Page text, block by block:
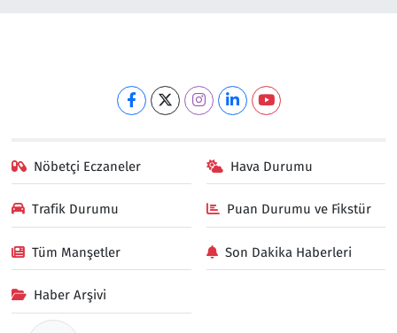
Nöbetçi Eczaneler Hava Durumu
Trafik Durumu Puan Durumu ve Fikstür
Tüm Manşetler Son Dakika Haberleri
Haber Arşivi